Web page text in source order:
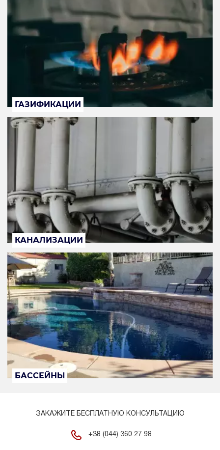
ГАЗИФИКАЦИИ
КАНАЛИЗАЦИИ
БАССЕЙНЫ
ЗАКАЖИТЕ БЕСПЛАТНУЮ КОНСУЛЬТАЦИЮ
+38 (044) 360 27 98